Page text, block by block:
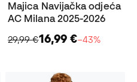
Majica Navijačka odjeća
AC Milana 2025-2026
29,99 €16,99 €−43%